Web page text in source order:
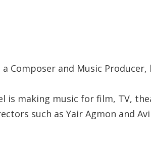
a Composer and Music Producer,
is making music for film, TV,
such as Yair Agmon and